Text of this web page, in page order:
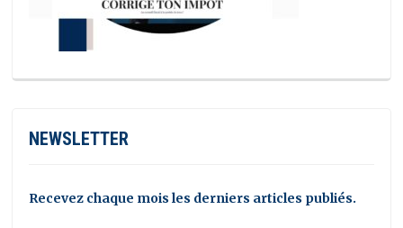
NEWSLETTER
Recevez chaque mois les derniers articles publiés.